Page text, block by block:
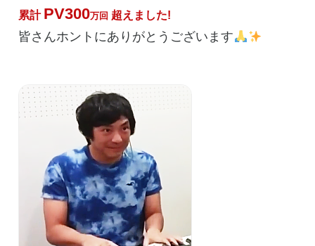
累計 PV300万回 超えました!
皆さんホントにありがとうございます